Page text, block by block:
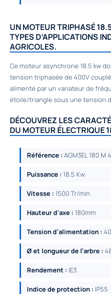
UN MOTEUR TRIPHASÉ
TYPES D’APPLICATIONS
AGRICOLES.
Ce moteur asynchrone 18.5 kw
tension triphasée de 400V
alimenté par un variateur de
étoile/triangle sous une tension
DÉCOUVREZ LES
DU MOTEUR ÉLECTRIQUE
Référence : AGM3EL 180 M
Puissance : 18.5 Kw
Vitesse : 1500 Tr/min
Hauteur d’axe : 180mm
Tension d’alimentation :
Ø et longueur de l’arbre :
Rendement : IE3
Indice de protection : IP55